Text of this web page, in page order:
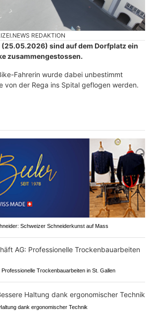
REDAKTION
sind auf dem Dorfplatz ein
zusammengestossen.
Fahrerin wurde dabei unbestimmt
von der Rega ins Spital geflogen werden.
Schweizer Schneiderkunst auf Mass
Trockenbauarbeiten in St. Gallen
dank ergonomischer Technik